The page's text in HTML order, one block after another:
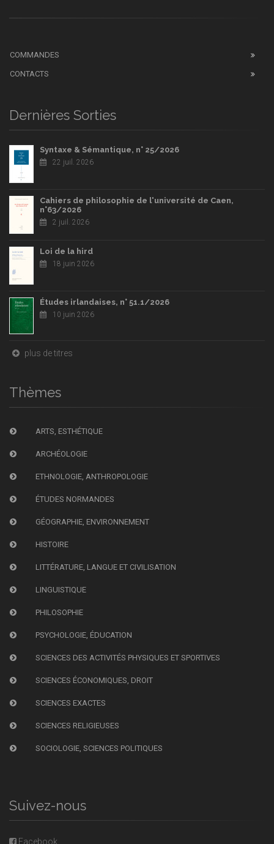
COMMANDES
CONTACTS
Dernières Sorties
Syntaxe & Sémantique, n° 25/2026
22 juil. 2026
Cahiers de philosophie de l'université de Caen,
n°63/2026
2 juil. 2026
Loi de la hird
18 juin 2026
Études irlandaises, n° 51.1/2026
10 juin 2026
plus de titres
Thèmes
ARTS, ESTHÉTIQUE
ARCHÉOLOGIE
ETHNOLOGIE, ANTHROPOLOGIE
ÉTUDES NORMANDES
GÉOGRAPHIE, ENVIRONNEMENT
HISTOIRE
LITTÉRATURE, LANGUE ET CIVILISATION
LINGUISTIQUE
PHILOSOPHIE
PSYCHOLOGIE, ÉDUCATION
SCIENCES DES ACTIVITÉS PHYSIQUES ET SPORTIVES
SCIENCES ÉCONOMIQUES, DROIT
SCIENCES EXACTES
SCIENCES RELIGIEUSES
SOCIOLOGIE, SCIENCES POLITIQUES
Suivez-nous
Facebook